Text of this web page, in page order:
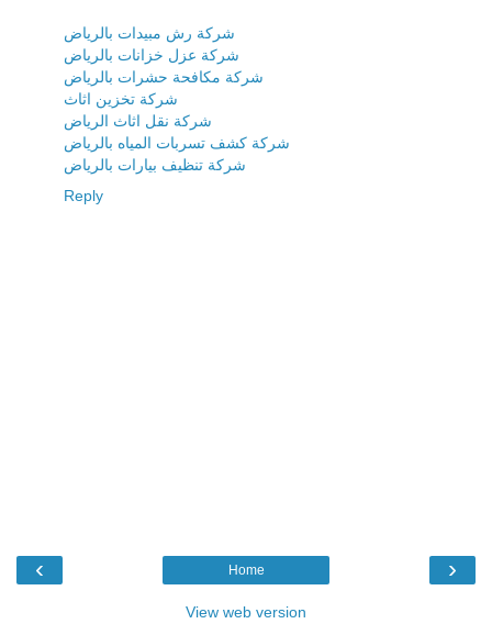
شركة رش مبيدات بالرياض
شركة عزل خزانات بالرياض
شركة مكافحة حشرات بالرياض
شركة تخزين اثاث
شركة نقل اثاث الرياض
شركة كشف تسربات المياه بالرياض
شركة تنظيف بيارات بالرياض
Reply
‹ ›
Home
View web version